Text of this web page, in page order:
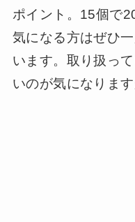
ポイント。15個で
気になる方はぜひ
います。取り扱っ
いのが気になりま